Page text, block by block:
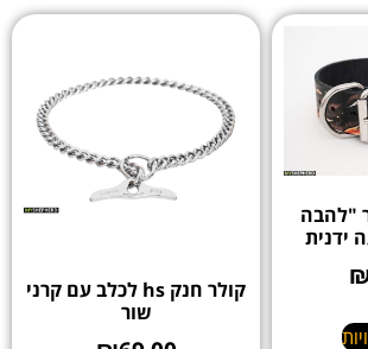
"להבה
ידנית
קולר חנק hs לכלב עם קרני
שור